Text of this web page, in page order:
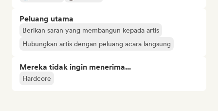
Peluang utama
Berikan saran yang membangun kepada artis
Hubungkan artis dengan peluang acara langsung
Mereka tidak ingin menerima...
Hardcore